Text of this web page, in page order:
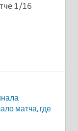
1/16
матча, где